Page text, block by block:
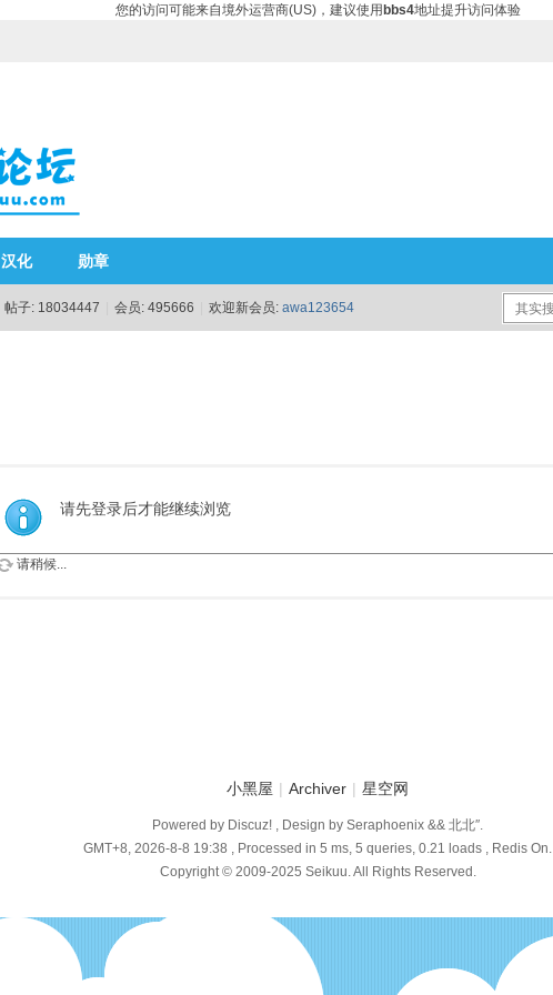
您的访问可能来自境外运营商(US)，建议使用 bbs4地址提升访问体验
汉化 勋章
帖子: 18034447 会员: 495666 欢迎新会员: awa123654
请先登录后才能继续浏览
请稍候...
小黑屋 | Archiver | 星空网
Powered by Discuz! , Design by Seraphoenix && 北北″.
GMT+8, 2026-8-8 19:38 , Processed in 5 ms, 5 queries, 0.21 loads , Redis On.
Copyright © 2009-2025 Seikuu. All Rights Reserved.